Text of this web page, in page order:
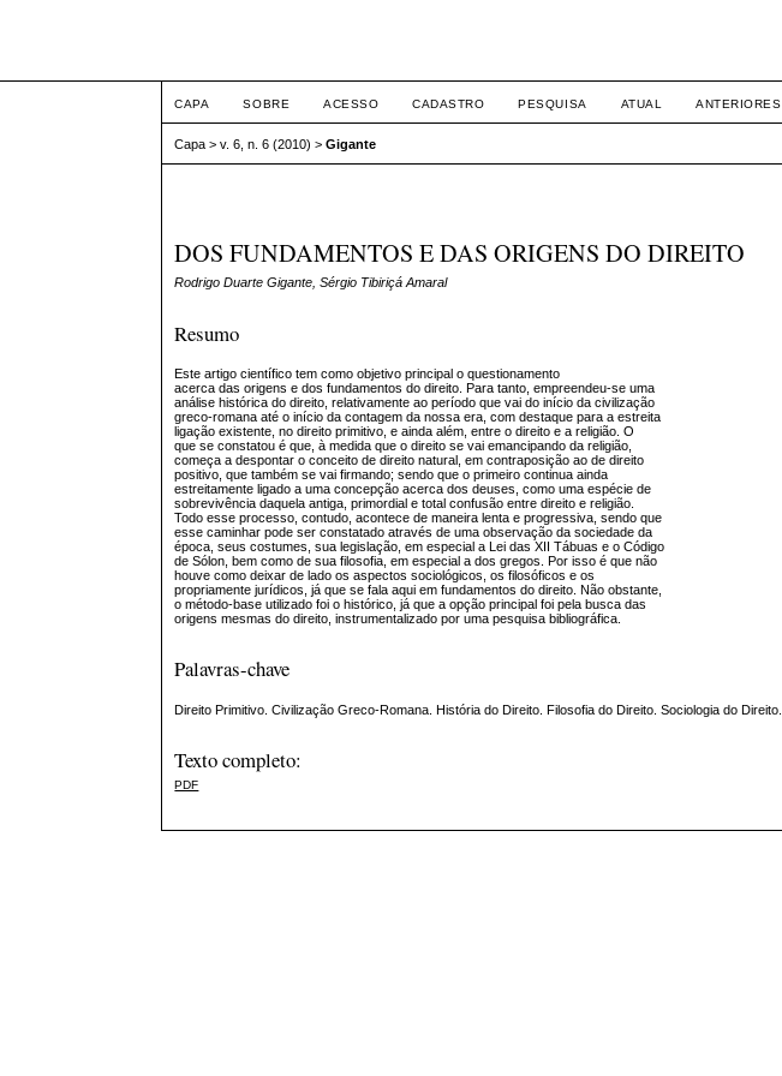
CAPA SOBRE ACESSO CADASTRO PESQUISA ATUAL ANTERIORES
Capa >v. 6, n. 6 (2010) >Gigante
DOS FUNDAMENTOS E DAS ORIGENS DO DIREITO
Rodrigo Duarte Gigante, Sérgio Tibiriçá Amaral
Resumo
Este artigo científico tem como objetivo principal o questionamento
acerca das origens e dos fundamentos do direito. Para tanto, empreendeu-se uma
análise histórica do direito, relativamente ao período que vai do início da civilização
greco-romana até o início da contagem da nossa era, com destaque para a estreita
ligação existente, no direito primitivo, e ainda além, entre o direito e a religião. O
que se constatou é que, à medida que o direito se vai emancipando da religião,
começa a despontar o conceito de direito natural, em contraposição ao de direito
positivo, que também se vai firmando; sendo que o primeiro continua ainda
estreitamente ligado a uma concepção acerca dos deuses, como uma espécie de
sobrevivência daquela antiga, primordial e total confusão entre direito e religião.
Todo esse processo, contudo, acontece de maneira lenta e progressiva, sendo que
esse caminhar pode ser constatado através de uma observação da sociedade da
época, seus costumes, sua legislação, em especial a Lei das XII Tábuas e o Código
de Sólon, bem como de sua filosofia, em especial a dos gregos. Por isso é que não
houve como deixar de lado os aspectos sociológicos, os filosóficos e os
propriamente jurídicos, já que se fala aqui em fundamentos do direito. Não obstante,
o método-base utilizado foi o histórico, já que a opção principal foi pela busca das
origens mesmas do direito, instrumentalizado por uma pesquisa bibliográfica.
Palavras-chave
Direito Primitivo. Civilização Greco-Romana. História do Direito. Filosofia do Direito. Sociologia do Direito.
Texto completo:
PDF